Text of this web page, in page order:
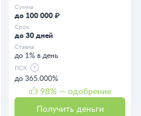
Сумма
до 100 000 ₽
Срок
до 30 дней
Ставка
до 1% в день
ПСК
до 365.000%
98% — одобрение
Получить деньги